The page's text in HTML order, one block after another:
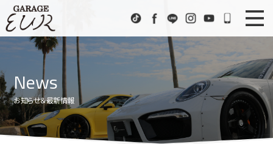
TikTokFacebook
LINE InstagramYoutube072-
ニュース
Stock List
在庫車情報
EUR Sports
EURスポーツ
News
お知らせ＆最新情報